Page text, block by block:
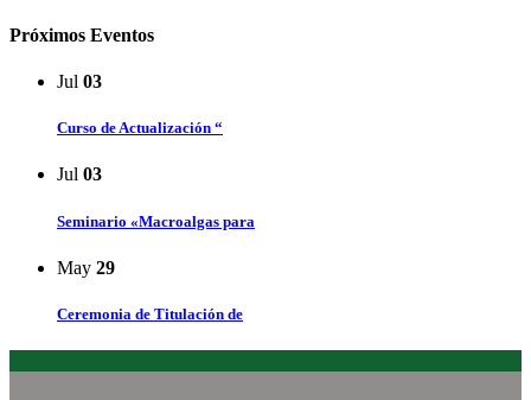
Próximos Eventos
Jul 03
Curso de Actualización “
Jul 03
Seminario «Macroalgas para
May 29
Ceremonia de Titulación de